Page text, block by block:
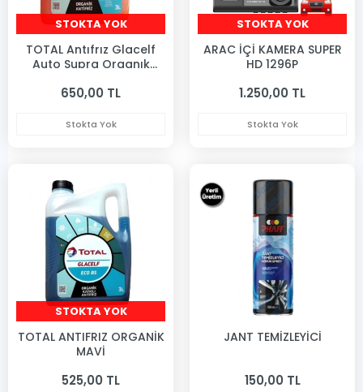
STOKTA YOK
TOTAL Antıfrız Glacelf
Auto Supra Organık
650,00 TL
Stokta Yok
STOKTA YOK
ARAC İÇİ KAMERA SUPER
HD 1296P
1.250,00 TL
Stokta Yok
STOKTA YOK
TOTAL ANTIFRIZ ORGANİK
MAVİ
525,00 TL
JANT TEMİZLEYİCİ
150,00 TL